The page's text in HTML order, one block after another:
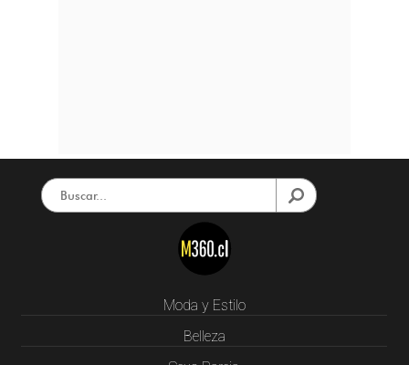
Moda y Estilo
Belleza